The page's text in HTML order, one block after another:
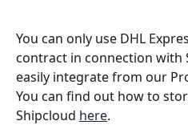
You can only use DHL
contract in connection with
easily integrate from our
You can find out how to
Shipcloud here.